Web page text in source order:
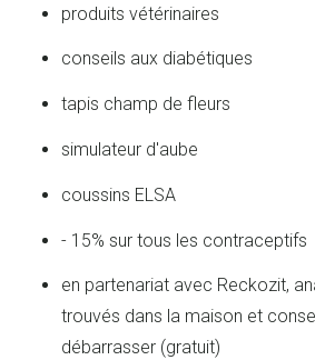
produits vétérinaires
conseils aux diabétiques
tapis champ de fleurs
simulateur d'aube
coussins ELSA
- 15% sur tous les contraceptifs
en partenariat avec Reckozit,
trouvés dans la maison et
débarrasser (gratuit)